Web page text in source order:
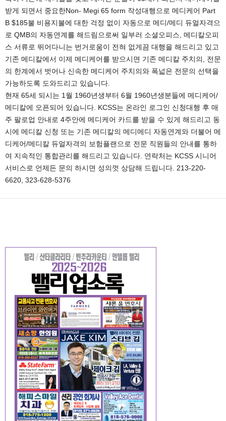
받게 되면서 중요한Non- Megi 65 form 작성대행으로 메디케어 Part
B $185불 비용지불에 대한 걱정 없이 자동으로 메디/메디 듀얼자격으
로 QMB의 자동연계를 해드림으로써 일부러 소셜오피스, 메디칼오피
스 서류로 뛰어다니는 번거로움이 전혀 없게끔 대행을 해드리고 있고
기존 메디칼에서 이제 메디케어를 받으시면 기존 메디칼 주치의, 전문
의 한계에서 벗어나 신속한 메디케어 주치의와 폭넓은 전문의 선택을
가능하도록 도와드리고 있습니다.
현재 65세 되시는 1월 1960년생부터 6월 1960년생분들에 메디케어/
메디칼에 오픈되어 있습니다. KCSS는 온라인 로그인 신청대행 후 매
주 팔로업 안내로 4주안에 메디케어 카드를 받을 수 있게 해드리고 동
시에 메디칼 신청 또는 기존 메디칼의 메디메디 자동연계와 더불어 메
디케어/메디칼 듀얼자격의 보험플랜으로 전문 직원들의 안내를 통하
여 지속적인 통합관리를 해드리고 있습니다. 연락처는 KCSS 시니어
서비스로 언제든 문의 하시면 성의껏 상담해 드립니다. 213-220-
6620, 323-628-5376